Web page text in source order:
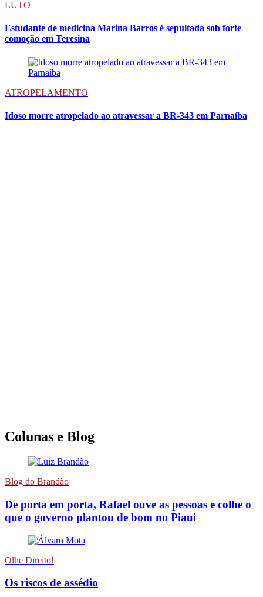
LUTO
Estudante de medicina Marina Barros é sepultada sob forte
comoção em Teresina
ATROPELAMENTO
Idoso morre atropelado ao atravessar a BR-343 em Parnaíba
Colunas e Blog
Blog do Brandão
De porta em porta, Rafael ouve as pessoas e colhe o
que o governo plantou de bom no Piauí
Olhe Direito!
Os riscos de assédio